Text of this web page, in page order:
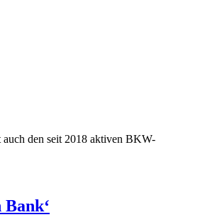
den seit 2018 aktiven BKW-